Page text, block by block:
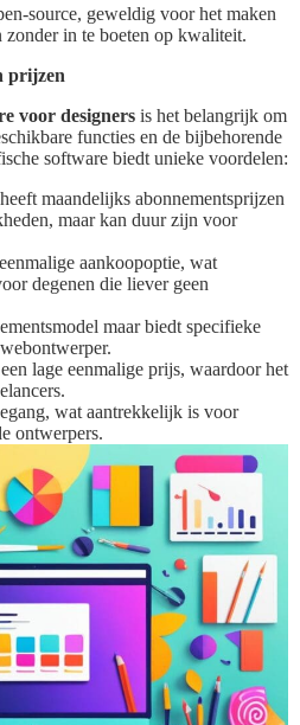
source, geweldig voor het maken
zonder in te boeten op kwaliteit.
prijzen
voor designers is het belangrijk om
functies en de bijbehorende
software biedt unieke voordelen:
heeft maandelijks abonnementsprijzen
maar kan duur zijn voor
aankoopoptie, wat
degenen die liever geen
maar biedt specifieke
lage eenmalige prijs, waardoor het
wat aantrekkelijk is voor
ontwerpers.